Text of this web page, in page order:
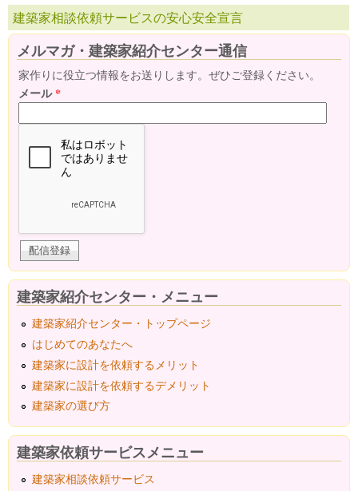
建築家相談依頼サービスの安心安全宣言
メルマガ・建築家紹介センター通信
家作りに役立つ情報をお送りします。ぜひご登録ください。
メール*
建築家紹介センター・メニュー
建築家紹介センター・トップページ
はじめてのあなたへ
建築家に設計を依頼するメリット
建築家に設計を依頼するデメリット
建築家の選び方
建築家依頼サービスメニュー
建築家相談依頼サービス